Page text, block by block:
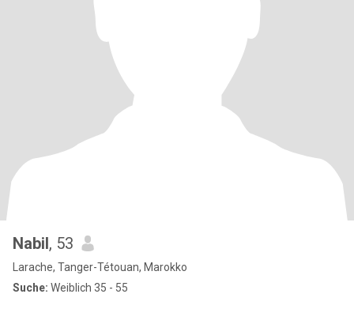
Nabil, 53
Larache, Tanger-Tétouan, Marokko
Suche: Weiblich 35 - 55